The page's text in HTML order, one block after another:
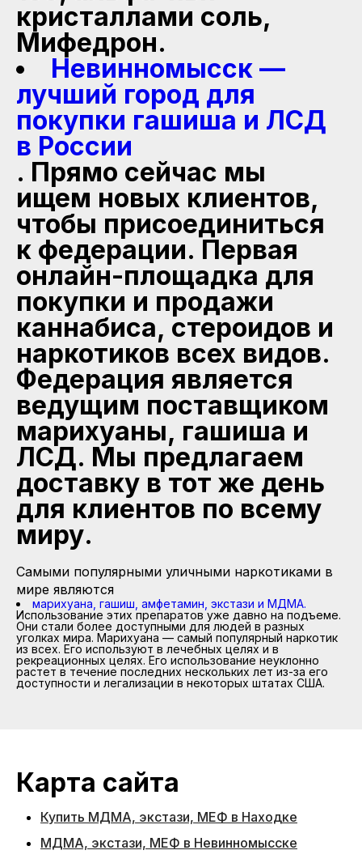
кристаллами соль,
Мифедрон.
Невинномысск —
лучший город для
покупки гашиша и ЛСД
в России
. Прямо сейчас мы
ищем новых клиентов,
чтобы присоединиться
к федерации. Первая
онлайн-площадка для
покупки и продажи
каннабиса, стероидов и
наркотиков всех видов.
Федерация является
ведущим поставщиком
марихуаны, гашиша и
ЛСД. Мы предлагаем
доставку в тот же день
для клиентов по всему
миру.
Самыми популярными уличными наркотиками в
мире являются
марихуана, гашиш, амфетамин, экстази и МДМА.
Использование этих препаратов уже давно на подъеме.
Они стали более доступными для людей в разных
уголках мира. Марихуана — самый популярный наркотик
из всех. Его используют в лечебных целях и в
рекреационных целях. Его использование неуклонно
растет в течение последних нескольких лет из-за его
доступности и легализации в некоторых штатах США.
Карта сайта
Купить МДМА, экстази, МЕФ в Находке
МДМА, экстази, МЕФ в Невинномысске